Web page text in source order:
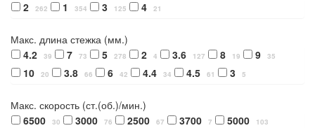
2 262 1 354 3 125 4 21
Макс. длина стежка (мм.)
4.2
39 7 73 5 278 2 4 3.6 127 8 19 9 35
10 20 3.8 66 6 42 4.4 34 4.5 61 3 5
Макс. скорость (ст.(об.)/мин.)
6500
30 3000 76 2500 67 3700 7 5000 103